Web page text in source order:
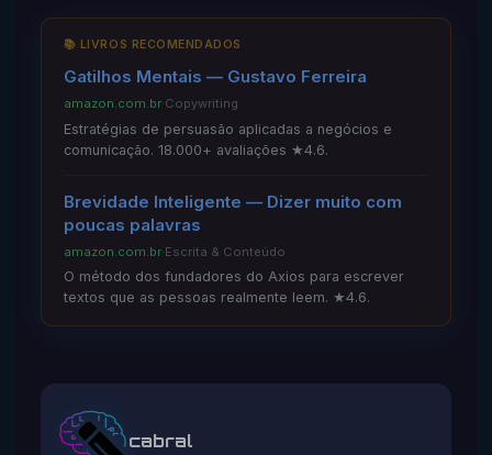
📚 LIVROS RECOMENDADOS
Gatilhos Mentais — Gustavo Ferreira
amazon.com.br·Copywriting
Estratégias de persuasão aplicadas a negócios e
comunicação. 18.000+ avaliações ★4.6.
Brevidade Inteligente — Dizer muito com
poucas palavras
amazon.com.br·Escrita & Conteúdo
O método dos fundadores do Axios para escrever
textos que as pessoas realmente leem. ★4.6.
cabral